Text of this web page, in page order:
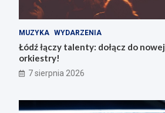
MUZYKA WYDARZENIA
Łódź łączy talenty: dołącz do nowej
orkiestry!
7 sierpnia 2026